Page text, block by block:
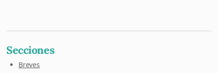
Secciones
Breves